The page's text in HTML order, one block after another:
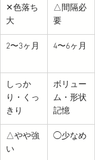
✕色落ち
大
△間隔必
要
2〜3ヶ月 4〜6ヶ月
しっか
り・くっ
きり
ボリュー
ム・形状
記憶
△やや強
い
◯少なめ